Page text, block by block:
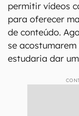
permitir vídeos
para oferecer
de conteúdo.
se
estudaria dar